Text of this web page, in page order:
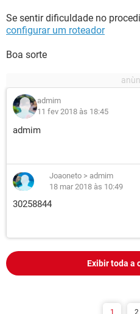
Se sentir dificuldade no
configurar um roteador
Boa sorte
admim
11 fev 2018 às 18:45
admim
Joaoneto > admim
18 mar 2018 às 10:49
30258844
Exibir toda a
1 2